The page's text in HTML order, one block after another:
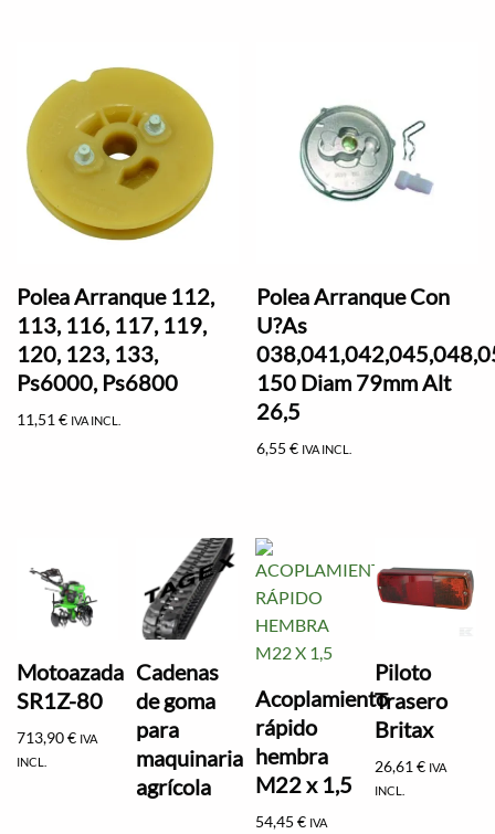
Polea Arranque 112,
113, 116, 117, 119,
120, 123, 133,
Ps6000, Ps6800
11,51 € IVA INCL.
Polea Arranque Con
U?As
150 Diam 79mm Alt
26,5
6,55€ IVA INCL.
Motoazada
SR1Z-80
713,90€ IVA
INCL.
Cadenas
de goma
para
maquinaria
agrícola
Acoplamiento
rápido
hembra
M22 x 1,5
54,45€ IVA
Piloto
Trasero
Britax
26,61€ IVA
INCL.